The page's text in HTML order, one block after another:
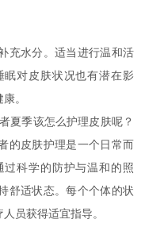
水分。适当进行温和活
对皮肤状况也有潜在影
。
季该怎么护理皮肤呢？
的皮肤护理是一个日常而
科学的防护与温和的照
舒适状态。每个个体的状
员获得适宜指导。